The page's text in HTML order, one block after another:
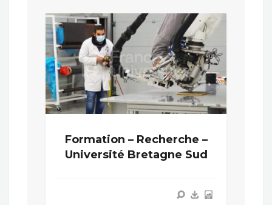
Formation – Recherche –
Université Bretagne Sud